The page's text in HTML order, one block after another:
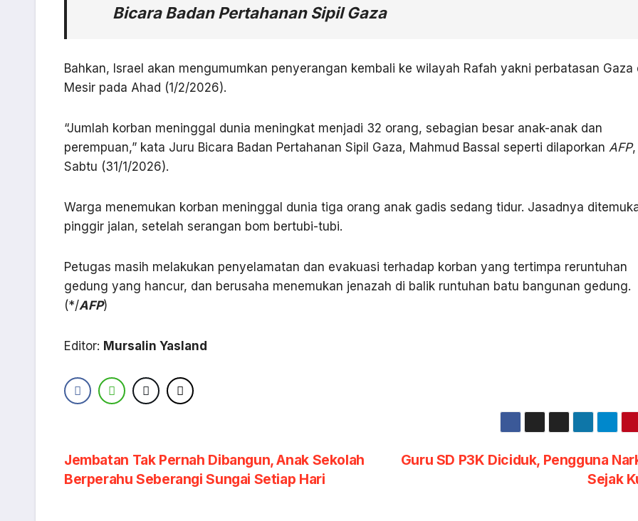
Bicara Badan Pertahanan Sipil Gaza
Bahkan, Israel akan mengumumkan penyerangan kembali ke wilayah Rafah yakni perbatasan Gaza
Mesir pada Ahad (1/2/2026).
“Jumlah korban meninggal dunia meningkat menjadi 32 orang, sebagian besar anak-anak dan
perempuan,” kata Juru Bicara Badan Pertahanan Sipil Gaza, Mahmud Bassal seperti dilaporkan AFP,
Sabtu (31/1/2026).
Warga menemukan korban meninggal dunia tiga orang anak gadis sedang tidur. Jasadnya
pinggir jalan, setelah serangan bom bertubi-tubi.
Petugas masih melakukan penyelamatan dan evakuasi terhadap korban yang tertimpa reruntuhan
gedung yang hancur, dan berusaha menemukan jenazah di balik runtuhan batu bangunan gedung.
(*/AFP)
Editor: Mursalin Yasland
Navigasi
pos
Guru SD P3K Diciduk, Pengguna
Sejak
Jembatan Tak Pernah Dibangun, Anak Sekolah
Berperahu Seberangi Sungai Setiap Hari